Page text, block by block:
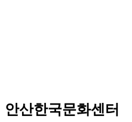
안산한국문화센터